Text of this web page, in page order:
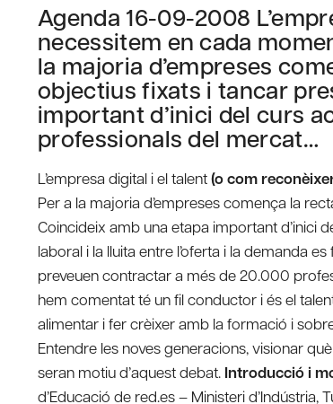
Agenda 16-09-2008
necessitem en cada
la majoria d’empreses
objectius fixats i tancar
important d’inici del curs
professionals del mercat…
L’empresa digital i el talent(o com
Per a la majoria d’empreses comença la
Coincideix amb una etapa important d’inici
laboral i la lluita entre l’oferta i la demanda
preveuen contractar a més de 20.000
hem comentat té un fil conductor i és el
alimentar i fer crèixer amb la formació i
Entendre les noves generacions, visionar
seran motiu d’aquest debat. Introducció i
d’Educació de red.es – Ministeri d’Indústria,